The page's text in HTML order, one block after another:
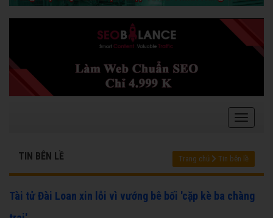
TIN BÊN LỀ Trang chủ Tin bên lề
Tài tử Đài Loan xin lỗi vì vướng bê bối 'cặp kè ba chàng